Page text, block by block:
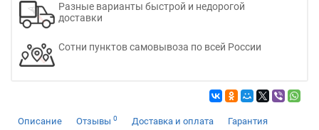
Разные варианты быстрой и недорогой
доставки
Сотни пунктов самовывоза по всей России
Описание Отзывы 0 Доставка и оплата Гарантия